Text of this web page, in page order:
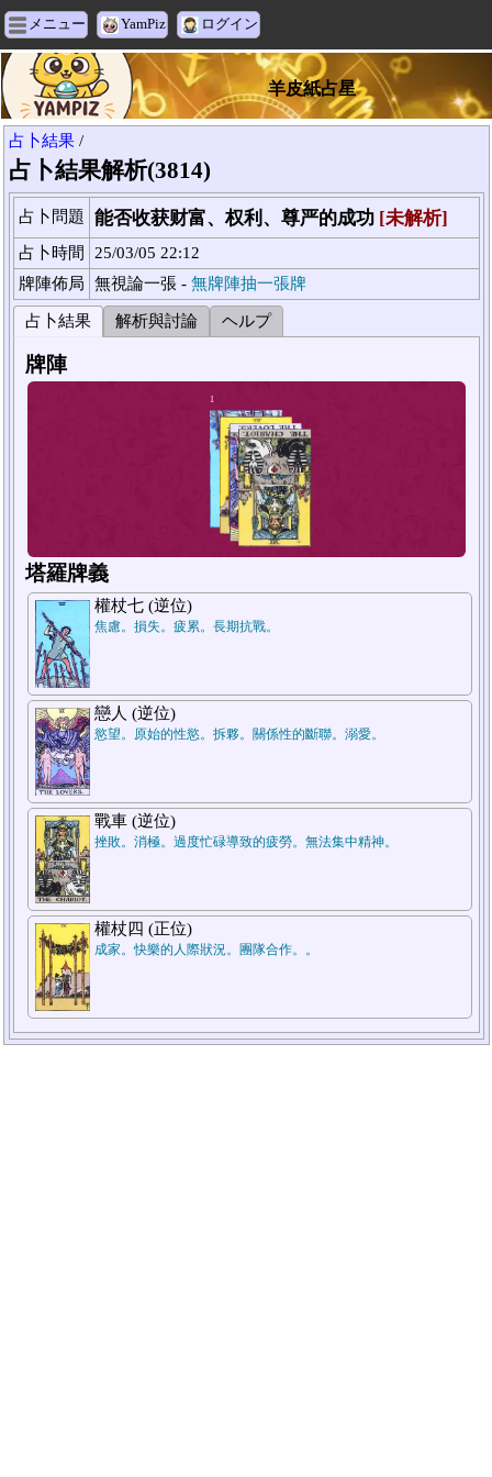
メニュー YamPiz ログイン
羊皮紙占星
占卜結果 /
占卜結果解析(3814)
占卜問題 能否收获财富、权利、尊严的成功 [未解析]
占卜時間
25/03/05 22:12
牌陣佈局
無視論一張 - 無牌陣抽一張牌
占卜結果 解析與討論 ヘルプ
牌陣
1
塔羅牌義
權杖七 (逆位)
焦慮。損失。疲累。長期抗戰。
戀人 (逆位)
慾望。原始的性慾。拆夥。關係性的斷聯。溺愛。
戰車 (逆位)
挫敗。消極。過度忙碌導致的疲勞。無法集中精神。
權杖四 (正位)
成家。快樂的人際狀況。團隊合作。。